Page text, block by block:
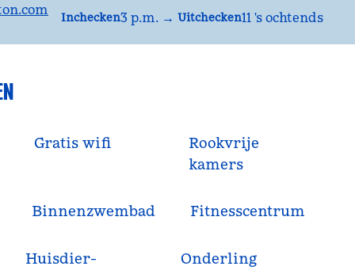
Inchecken3 p.m. → Uitchecken11 's ochtends
Gratis wifi
Rookvrije
kamers
Binnenzwembad Fitness­centrum
Huisdier­
Onderling